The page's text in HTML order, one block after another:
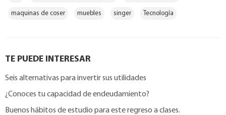
maquinas de coser muebles singer Tecnología
TE PUEDE INTERESAR
Seis alternativas para invertir sus utilidades
¿Conoces tu capacidad de endeudamiento?
Buenos hábitos de estudio para este regreso a clases.